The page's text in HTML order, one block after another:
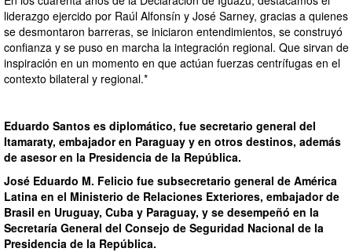
liderazgo ejercido por Raúl Alfonsín y José Sarney, gracias a quienes
se desmontaron barreras, se iniciaron entendimientos, se construyó
confianza y se puso en marcha la integración regional. Que sirvan de
inspiración en un momento en que actúan fuerzas centrífugas en el
contexto bilateral y regional.*
Eduardo Santos es diplomático, fue secretario general del
Itamaraty, embajador en Paraguay y en otros destinos, además
de asesor en la Presidencia de la República.
José Eduardo M. Felicio fue subsecretario general de América
Latina en el Ministerio de Relaciones Exteriores, embajador de
Brasil en Uruguay, Cuba y Paraguay, y se desempeñó en la
Secretaría General del Consejo de Seguridad Nacional de la
Presidencia de la República.